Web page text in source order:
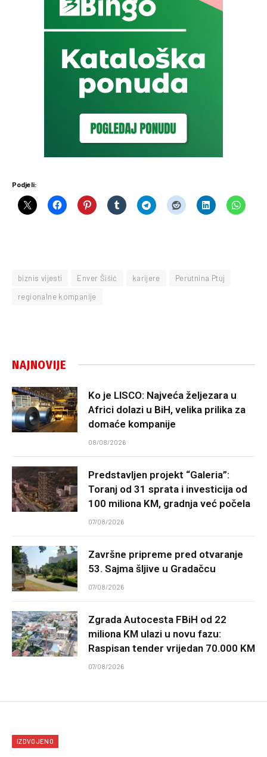
Podjeli:
biznis vijesti Enver Šišić karijere
Perutnina Ptuj
regionalne kompanije
NAJNOVIJE
Ko je LISCO: Najveća željezara u
Africi dolazi u BiH, velika prilika za
domaće kompanije
08/08/2026
Predstavljen projekt “Galeria”:
Toranj od 31 sprata i investicija od
100 miliona KM, gradnja već počela
07/08/2026
Završne pripreme pred otvaranje
53. Sajma šljive u Gradačcu
07/08/2026
Zgrada Autocesta FBiH od 22
miliona KM ulazi u novu fazu:
Raspisan tender vrijedan 70.000 KM
07/08/2026
IZDVOJENO